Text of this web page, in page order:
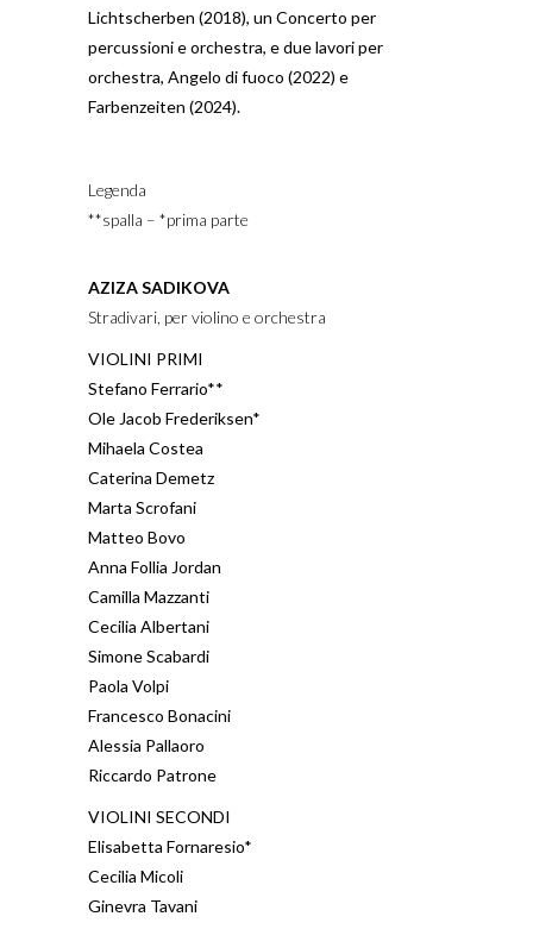
Lichtscherben (2018), un Concerto per
percussioni e orchestra, e due lavori per
orchestra, Angelo di fuoco (2022) e
Farbenzeiten (2024).
Legenda
**spalla – *prima parte
AZIZA SADIKOVA
Stradivari, per violino e orchestra
VIOLINI PRIMI
Stefano Ferrario**
Ole Jacob Frederiksen*
Mihaela Costea
Caterina Demetz
Marta Scrofani
Matteo Bovo
Anna Follia Jordan
Camilla Mazzanti
Cecilia Albertani
Simone Scabardi
Paola Volpi
Francesco Bonacini
Alessia Pallaoro
Riccardo Patrone
VIOLINI SECONDI
Elisabetta Fornaresio*
Cecilia Micoli
Ginevra Tavani